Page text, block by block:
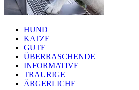
HUND
KATZE
GUTE
ÜBERRASCHENDE
INFORMATIVE
TRAURIGE
ÄRGERLICHE